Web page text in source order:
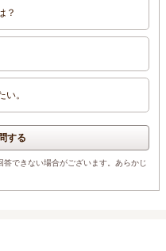
？
。
する
できない場合がございます。あらかじ